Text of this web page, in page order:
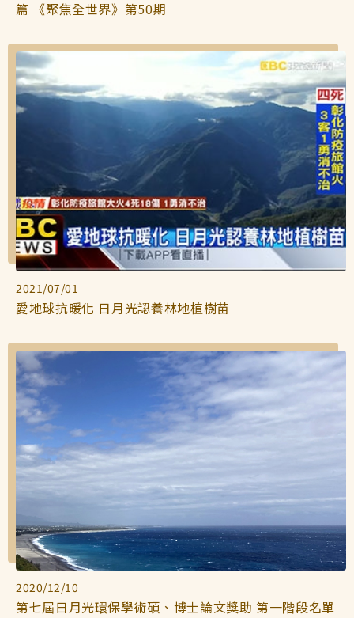
篇 《聚焦全世界》第50期
2021/07/01
愛地球抗暖化 日月光認養林地植樹苗
2020/12/10
第七屆日月光環保學術碩、博士論文獎助 第一階段名單